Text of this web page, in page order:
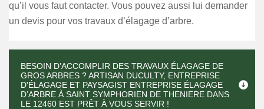
qu’il vous faut contacter. Vous pouvez aussi lui demander
un devis pour vos travaux d’élagage d’arbre.
BESOIN D’ACCOMPLIR DES TRAVAUX ÉLAGAGE DE
GROS ARBRES ? ARTISAN DUCULTY, ENTREPRISE
D'ÉLAGAGE ET PAYSAGIST ENTREPRISE ÉLAGAGE
D’ARBRE À SAINT SYMPHORIEN DE THENIERE DANS
LE 12460 EST PRÊT À VOUS SERVIR !